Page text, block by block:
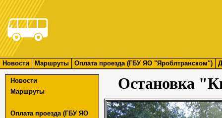
Новости Маршруты Оплата проезда (ГБУ ЯО "Яроблтранском")
Новости
Маршруты
Оплата проезда (ГБУ ЯО
Остановка